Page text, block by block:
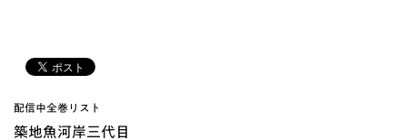
配信中全巻リスト
築地魚河岸三代目